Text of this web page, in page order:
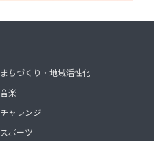
まちづくり・地域活性化
音楽
チャレンジ
スポーツ